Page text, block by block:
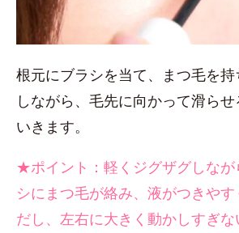
根元にブラシを当て、まつ毛を
しながら、毛先に向かって滑ら
いきます。
★ポイント：軽くジグザグしなが
シにまつ毛が絡み、液がつきや
だし、左右に大きく動かしすぎな